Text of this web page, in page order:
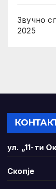
Звучно
2025
ул. „11-ти
Скопје